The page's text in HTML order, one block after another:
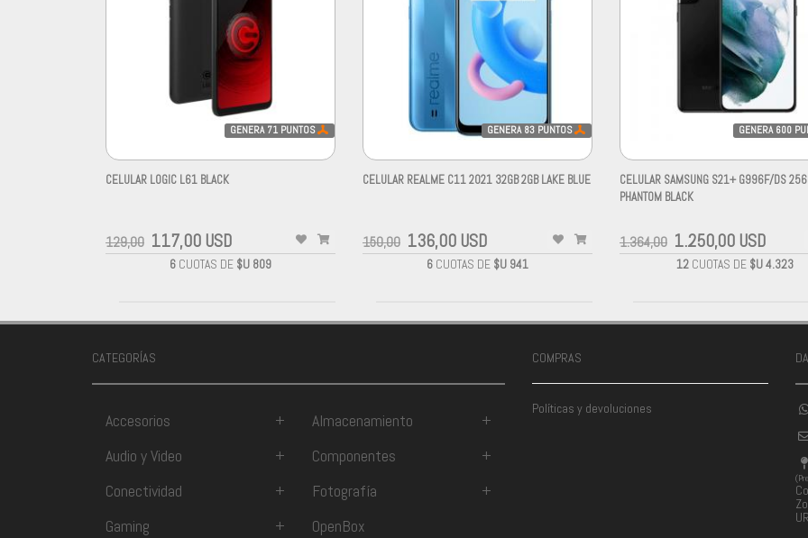
GENERA 71 PUNTOS
CELULAR LOGIC L61 BLACK
129,00 117,00 USD
6 CUOTAS DE $U 809
GENERA 83 PUNTOS
CELULAR REALME C11 2021 32GB 2GB LAKE BLUE
150,00 136,00 USD
6 CUOTAS DE $U 941
GENERA 600
CELULAR SAMSUNG S21+ G996F/DS
PHANTOM BLACK
1.364,00 1.250,00 USD
12CUOTAS DE $U 4.323
CATEGORÍAS
Accesorios + Almacenamiento
+
Audio y Video
+ Componentes
+
Conectividad
+ Fotografía
+
Gaming
+
OpenBox
COMPRAS
Políticas y devoluciones